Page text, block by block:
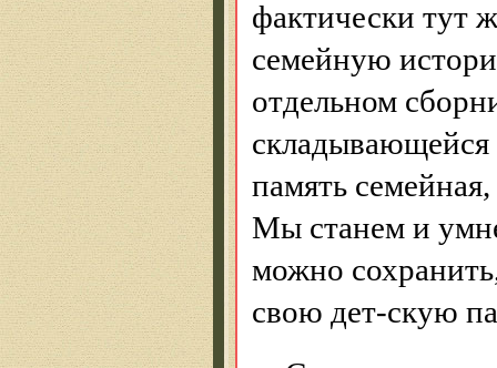
фактически тут
семейную
отдельном
складывающейся
память
Мы станем и
можно
свою дет-скую